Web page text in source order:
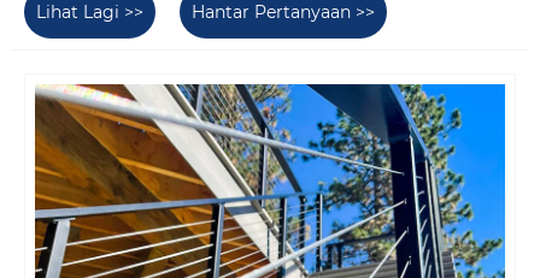
Lihat Lagi >> Hantar Pertanyaan >>